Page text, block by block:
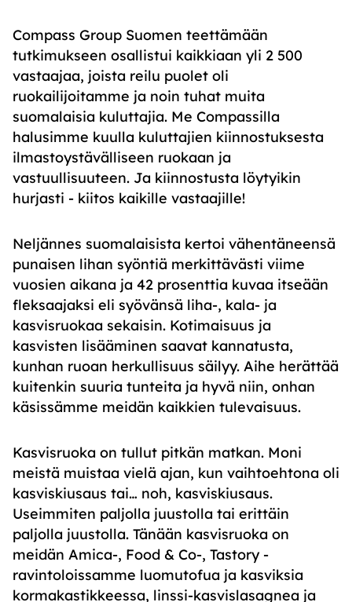
Compass Group Suomen teettämään
tutkimukseen osallistui kaikkiaan yli 2 500
vastaajaa, joista reilu puolet oli
ruokailijoitamme ja noin tuhat muita
suomalaisia kuluttajia. Me Compassilla
halusimme kuulla kuluttajien kiinnostuksesta
ilmastoystävälliseen ruokaan ja
vastuullisuuteen. Ja kiinnostusta löytyikin
hurjasti - kiitos kaikille vastaajille!
Neljännes suomalaisista kertoi vähentäneensä
punaisen lihan syöntiä merkittävästi viime
vuosien aikana ja 42 prosenttia kuvaa itseään
fleksaajaksi eli syövänsä liha-, kala- ja
kasvisruokaa sekaisin. Kotimaisuus ja
kasvisten lisääminen saavat kannatusta,
kunhan ruoan herkullisuus säilyy. Aihe herättää
kuitenkin suuria tunteita ja hyvä niin, onhan
käsissämme meidän kaikkien tulevaisuus.
Kasvisruoka on tullut pitkän matkan. Moni
meistä muistaa vielä ajan, kun vaihtoehtona oli
kasviskiusaus tai… noh, kasviskiusaus.
Useimmiten paljolla juustolla tai erittäin
paljolla juustolla. Tänään kasvisruoka on
meidän Amica-, Food & Co-, Tastory -
ravintoloissamme luomutofua ja kasviksia
kormakastikkeessa, linssi-kasvislasagnea ja